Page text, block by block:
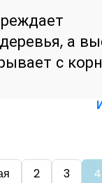
а
с
2 3
4